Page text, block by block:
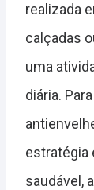
realizada
calçadas
uma
diária.
estratégia
saudável,